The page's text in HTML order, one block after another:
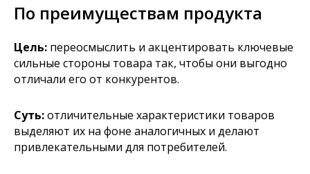
По преимуществам продукта
Цель: переосмыслить и акцентировать ключевые
сильные стороны товара так, чтобы они выгодно
отличали его от конкурентов.
Суть:отличительные характеристики товаров
выделяют их на фоне аналогичных и делают
привлекательными для потребителей.